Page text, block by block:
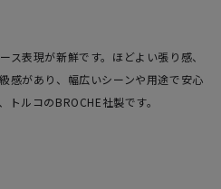
ス表現が新鮮です。ほどよい張り感、
感があり、幅広いシーンや用途で安心
トルコのBROCHE社製です。